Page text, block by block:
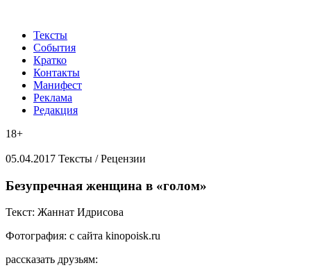
Тексты
События
Кратко
Контакты
Манифест
Реклама
Редакция
18+
05.04.2017 Тексты /Рецензии
​Безупречная женщина в «голом»
Текст: Жаннат Идрисова
Фотография: с сайта kinopoisk.ru
рассказать друзьям: